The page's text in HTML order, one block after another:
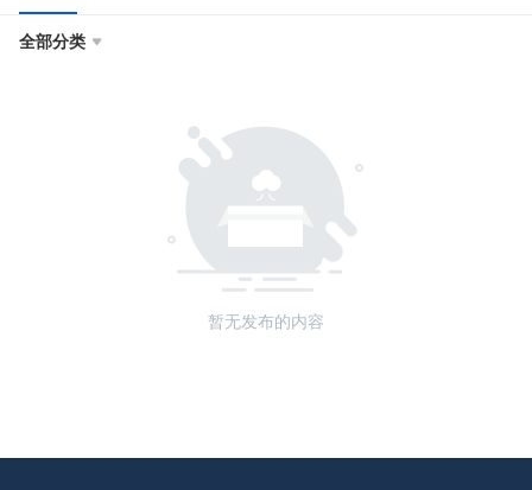
全部分类 
暂无发布的内容